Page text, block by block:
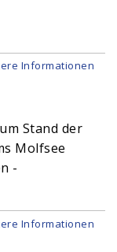
Informationen
Stand der
Molfsee
-
Informationen